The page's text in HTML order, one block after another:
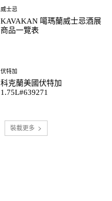
威士忌
KAVAKAN 噶瑪蘭威士忌酒展
商品一覽表
伏特加
科克蘭美國伏特加
1.75L#639271
裝載更多